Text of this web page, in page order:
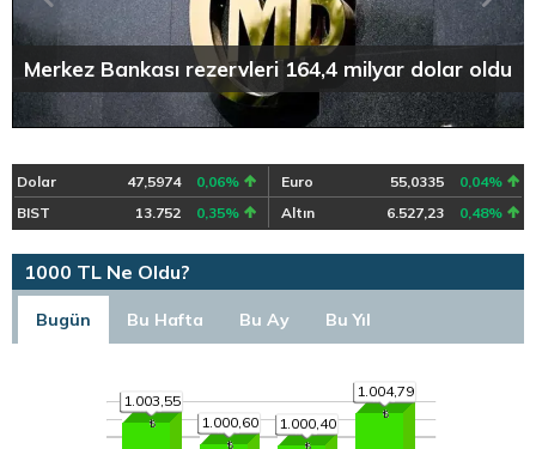
Merkez Bankası rezervleri 164,4 milyar dolar oldu
Dolar 47,5974 0,06% Euro 55,0335
0,04%
BIST
13.752 0,35% Altın 6.527,23 0,48%
1000 TL Ne Oldu?
Bugün Bu Hafta Bu Ay Bu Yıl
1.003,55
1.000,60 1.000,40
1.004,79